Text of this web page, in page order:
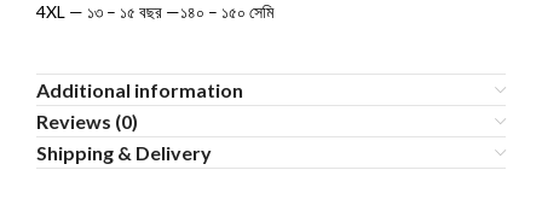
4XL — ১৩ – ১৫ বছর —১৪০ – ১৫০ সেমি
Additional information
Reviews (0)
Shipping & Delivery